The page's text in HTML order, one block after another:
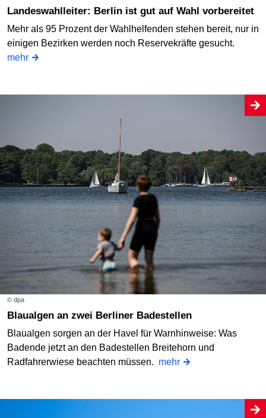
Landeswahlleiter: Berlin ist gut auf Wahl vorbereitet
Mehr als 95 Prozent der Wahlhelfenden stehen bereit, nur in
einigen Bezirken werden noch Reservekräfte gesucht.
mehr
© dpa
Blaualgen an zwei Berliner Badestellen
Blaualgen sorgen an der Havel für Warnhinweise: Was
Badende jetzt an den Badestellen Breitehorn und
Radfahrerwiese beachten müssen. mehr